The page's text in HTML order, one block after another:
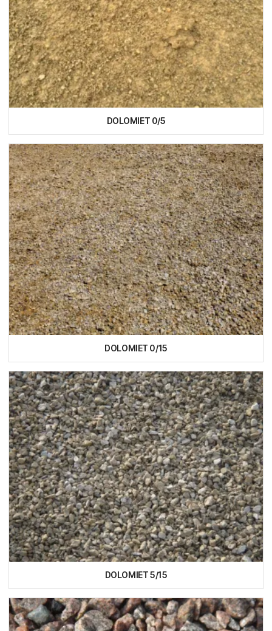
DOLOMIET 0/5
DOLOMIET 0/15
DOLOMIET 5/15